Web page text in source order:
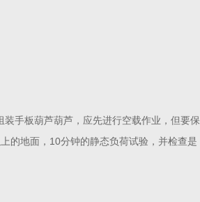
手板葫芦葫芦，应先进行空载作业，但要保
的地面，10分钟的静态负荷试验，并检查是